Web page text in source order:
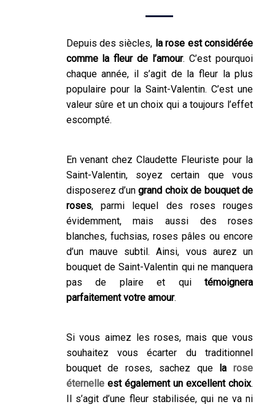
Depuis des siècles, la rose est considérée
comme la fleur de l’amour. C’est pourquoi
chaque année, il s’agit de la fleur la plus
populaire pour la Saint-Valentin. C’est une
valeur sûre et un choix qui a toujours l’effet
escompté.
En venant chez Claudette Fleuriste pour la
Saint-Valentin, soyez certain que vous
disposerez d’ungrand choix de bouquet de
roses, parmi lequel des roses rouges
évidemment, mais aussi des roses
blanches, fuchsias, roses pâles ou encore
d’un mauve subtil. Ainsi, vous aurez un
bouquet de Saint-Valentin qui ne manquera
pas de plaire et quitémoignera
parfaitement votre amour.
Si vous aimez les roses, mais que vous
souhaitez vous écarter du traditionnel
bouquet de roses, sachez que larose
éternelleest également un excellent choix.
Il s’agit d’une fleur stabilisée, qui ne va ni